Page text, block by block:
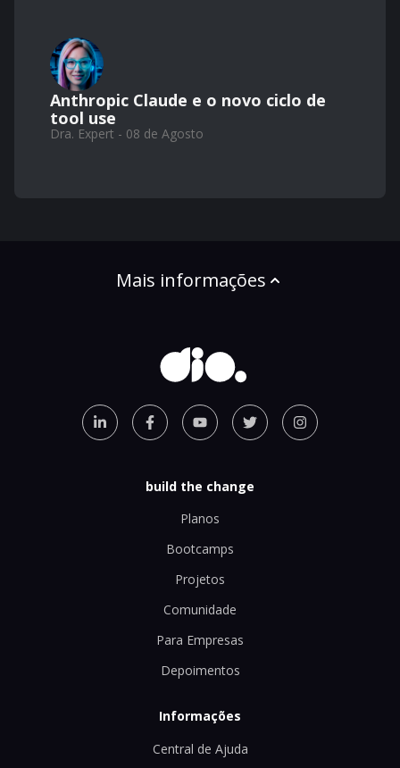
Anthropic Claude e o novo ciclo de
tool use
Dra. Expert - 08 de Agosto
Mais informações
build the change
Planos
Bootcamps
Projetos
Comunidade
Para Empresas
Depoimentos
Informações
Central de Ajuda